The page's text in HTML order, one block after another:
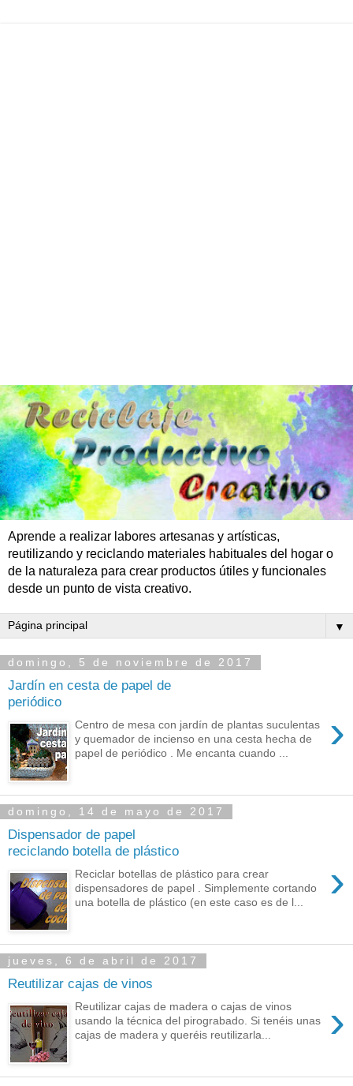
Aprende a realizar labores artesanas y artísticas,
reutilizando y reciclando materiales habituales del hogar o
de la naturaleza para crear productos útiles y funcionales
desde un punto de vista creativo.
▼
domingo, 5 de noviembre de 2017
Jardín en cesta de papel de
periódico
›
Centro de mesa con jardín de plantas suculentas
y quemador de incienso en una cesta hecha de
papel de periódico . Me encanta cuando ...
domingo, 14 de mayo de 2017
Dispensador de papel
reciclando botella de plástico
›
Reciclar botellas de plástico para crear
dispensadores de papel . Simplemente cortando
una botella de plástico (en este caso es de l...
jueves, 6 de abril de 2017
Reutilizar cajas de vinos
›
Reutilizar cajas de madera o cajas de vinos
usando la técnica del pirograbado. Si tenéis unas
cajas de madera y queréis reutilizarla...